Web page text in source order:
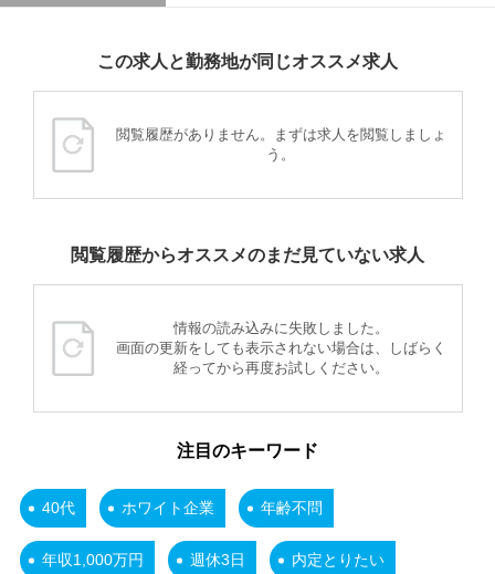
この求人と勤務地が同じオススメ求人
閲覧履歴がありません。まずは求人を閲覧しましょ
う。
閲覧履歴からオススメのまだ見ていない求人
情報の読み込みに失敗しました。
画面の更新をしても表示されない場合は、しばらく
経ってから再度お試しください。
注目のキーワード
40代 ホワイト企業 年齢不問
年収1,000万円 週休3日 内定とりたい